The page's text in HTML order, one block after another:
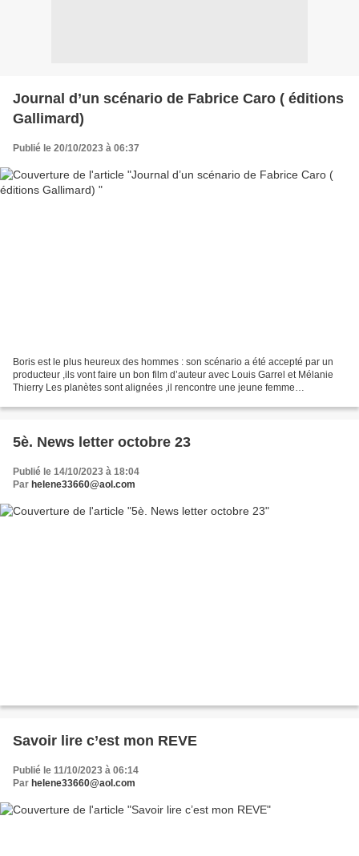
Journal d’un scénario de Fabrice Caro ( éditions
Gallimard)
Publié le 20/10/2023 à 06:37
Boris est le plus heureux des hommes : son scénario a été accepté par un
producteur ,ils vont faire un bon film d’auteur avec Louis Garrel et Mélanie
Thierry Les planètes sont alignées ,il rencontre une jeune femme
5è. News letter octobre 23
Publié le 14/10/2023 à 18:04
Par helene33660@aol.com
Savoir lire c’est mon REVE
Publié le 11/10/2023 à 06:14
Par helene33660@aol.com